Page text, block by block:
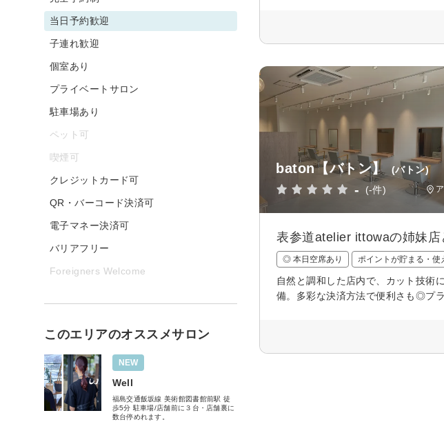
baton【バトン】 (バトン)
- (-件)
表参道atelier ittowaの姉妹店
◎ 本日空席あり ポイントが貯まる・使
自然と調和した店内で、カット技術
備。多彩な決済方法で便利さも◎プ
当日予約歓迎
子連れ歓迎
個室あり
プライベートサロン
駐車場あり
ペット可
喫煙可
クレジットカード可
QR・バーコード決済可
電子マネー決済可
バリアフリー
Foreigners Welcome
このエリアのオススメサロン
NEW
Well
福島交通飯坂線 美術館図書館前駅 徒
歩5分 駐車場/店舗前に３台・店舗裏に
数台停めれます。